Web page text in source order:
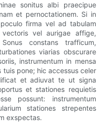
sonitus albi praecipue
et pernoctationem. Si in
firma vel ad tabulam
vel aurigae affige,
constans trafficum,
viarias obscurare
instrumentum in mensa
pone; hic accessus celer
et adiuvat te ut signa
et stationes requietis
possunt: ​​instrumentum
stationes strepentes
exspectas.